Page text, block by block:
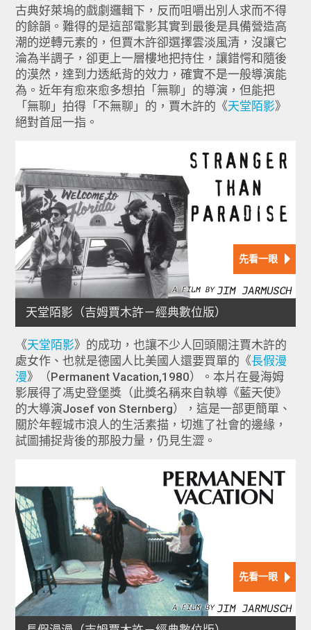
古典好萊塢的戲劇邏輯下，反而咀嚼出別人求而不得
的餘韻。難得的是這部電影其實到最後是具備營造高
潮的逆轉元素的，但賈木許卻選擇雲淡風清，沒讓它
淪為半調子，卻更上一層樓地把持住，讓錯愕和隨後
的漠然，達到力透紙背的效力，確實不是一般導演能
為。近年有愈來愈多想拍「無聊」的導演，但能把
「無聊」拍得「不無聊」的，賈木許的《天堂陌影》
絕對首屈一指。
《天堂陌影》的成功，也讓不少人回頭關注賈木許的
處女作、也就是德國人比美國人還要買單的《長假漫
漫》（Permanent Vacation,1980）。本片在曼海姆
影展得了馮史登堡獎（此獎名稱來自執導《藍天使》
的大導演Josef von Sternberg），這是一部更簡單、
關於年輕城市浪人的生活素描，切進了社會的邊緣，
試圖捕捉背後的那股力量，仍見生澀。